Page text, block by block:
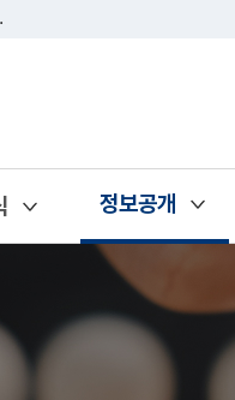
정보공개
열기